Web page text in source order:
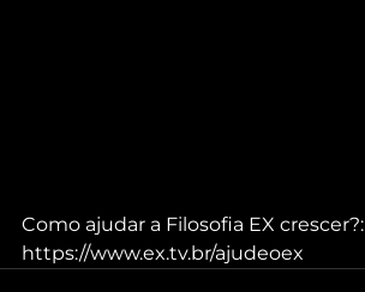
Como ajudar a Filosofia EX crescer?:
https://www.ex.tv.br/ajudeoex